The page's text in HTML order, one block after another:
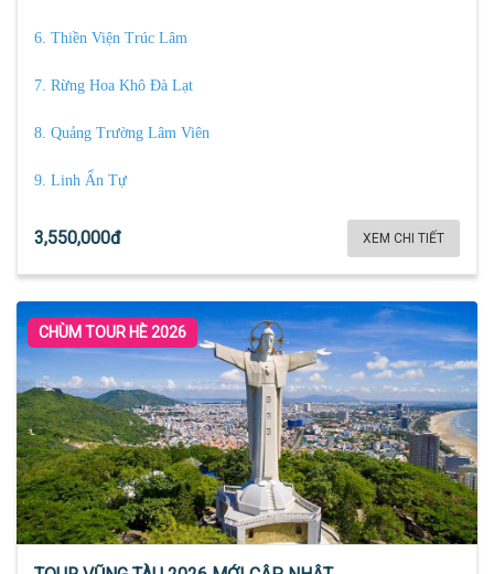
6. Thiền Viện Trúc Lâm
7. Rừng Hoa Khô Đà Lạt
8. Quảng Trường Lâm Viên
9. Linh Ẩn Tự
3,550,000đ XEM CHI TIẾT
CHÙM TOUR HÈ 2026